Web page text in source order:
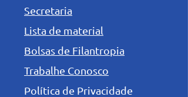
Secretaria
Lista de material
Bolsas de Filantropia
Trabalhe Conosco
Política de Privacidade